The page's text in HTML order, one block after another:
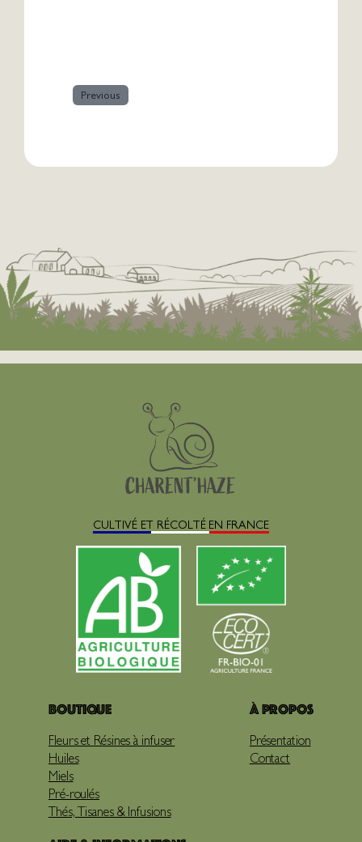
Previous
CULTIVÉ ET RÉCOLTÉ EN FRANCE
Boutique
Fleurs et Résines à infuser
Huiles
Miels
Pré-roulés
Thés, Tisanes & Infusions
À propos
Présentation
Contact